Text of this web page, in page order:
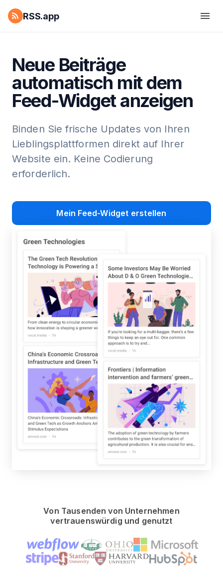
RSS.app
Neue Beiträge
automatisch mit dem
Feed-Widget anzeigen
Binden Sie frische Updates von Ihren
Lieblingsplattformen direkt auf Ihrer
Website ein. Keine Codierung
erforderlich.
Mein Feed-Widget erstellen
Von Tausenden von Unternehmen
vertrauenswürdig und genutzt